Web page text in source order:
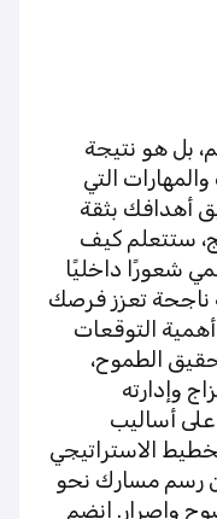
بل هو نتيجة
التي
أهدافك بثقة
ستتعلم كيف
شعورًا داخليًا
ناجحة تعزز فرصك
التوقعات
الطموح،
وإدارته
أساليب
الاستراتيجي
رسم مسارك نحو
وإصرار. انضم